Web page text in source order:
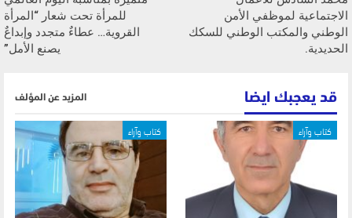
الاجتماعية لموظفي الأمن
الوطني والمكتب الوطني للسكك
الحديدية.
للمرأة تحت شعار “المرأة
القروية… عطاءٌ متجدد وإبداعٌ
يصنع الأمل”
قد يعجبك ايضا المزيد عن المؤلف
كتاب وآراء كتاب وآراء